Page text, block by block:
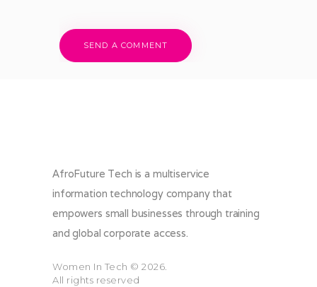
AfroFuture Tech is a multiservice
information technology company that
empowers small businesses through training
and global corporate access.
Women In Tech © 2026.
All rights reserved